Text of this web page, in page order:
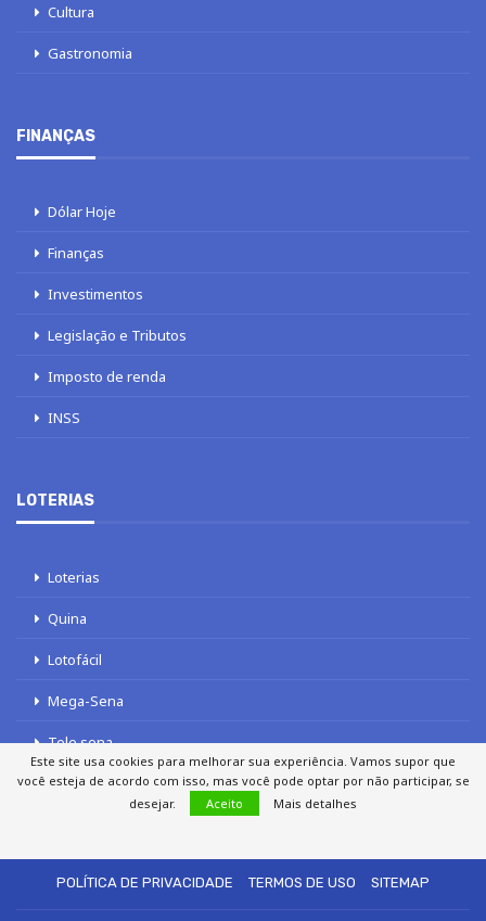
Cultura
Gastronomia
FINANÇAS
Dólar Hoje
Finanças
Investimentos
Legislação e Tributos
Imposto de renda
INSS
LOTERIAS
Loterias
Quina
Lotofácil
Mega-Sena
Tele sena
POLÍTICA DE PRIVACIDADE
TERMOS DE USO SITEMAP
Este site usa cookies para melhorar sua experiência. Vamos supor que
você esteja de acordo com isso, mas você pode optar por não participar, se
desejar.
Aceito Mais detalhes